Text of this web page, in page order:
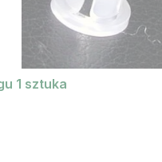
Sitko do ślinociągu 1 sztuka